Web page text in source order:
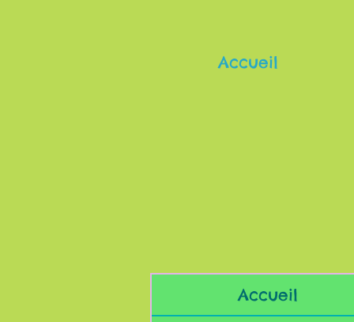
Accueil
Accueil